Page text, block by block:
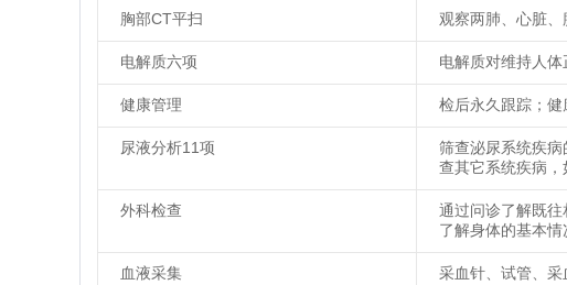
胸部CT平扫 观察两肺、心脏
电解质六项 电解质对维持人体
健康管理 检后永久跟踪；
尿液分析11项
筛查泌尿系统疾
查其它系统疾病
外科检查
通过问诊了解既
了解身体的基本情
血液采集 采血针、试管、采